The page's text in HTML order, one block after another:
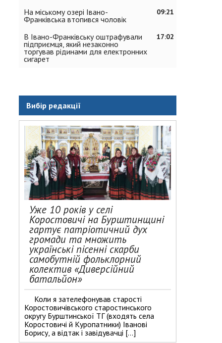
09:21
На міському озері Івано-
Франківська втопився чоловік
17:02
В Івано-Франківську оштрафували
підприємця, який незаконно
торгував рідинами для електронних
сигарет
Вибір редакції
Уже 10 років у селі
Коростовичі на Бурштинщині
гартує патріотичний дух
громади та множить
українські пісенні скарби
самобутній фольклорний
колектив «Диверсійний
батальйон»
Коли я зателефонував старості
Коростовичівського старостинського
округу Бурштинської ТГ (входять села
Коростовичі й Куропатники) Іванові
Борису, а відтак і завідувачці […]